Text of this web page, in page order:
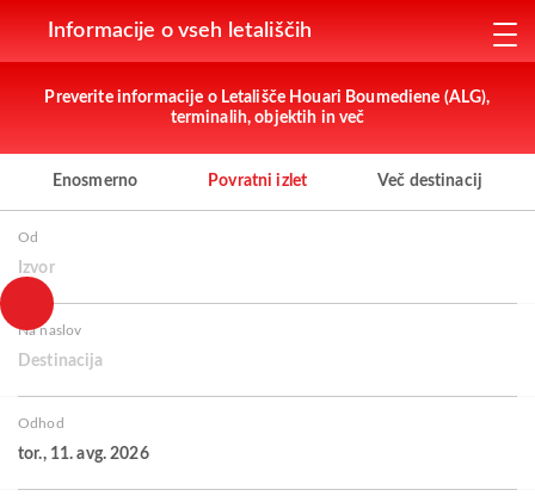
Informacije o vseh letališčih
Preverite informacije o Letališče Houari Boumediene (ALG),
terminalih, objektih in več
Enosmerno Povratni izlet Več destinacij
Od
Izvor
Na naslov
Destinacija
Odhod
tor., 11. avg. 2026